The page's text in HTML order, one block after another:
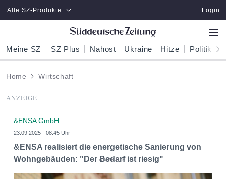
Zum Hauptinhalt springen
Alle SZ-Produkte Login
Meine SZ SZ Plus Nahost Ukraine Hitze Politik
Home Wirtschaft
ANZEIGE
&ENSA GmbH
23.09.2025 - 08:45 Uhr
&ENSA realisiert die energetische Sanierung von
Wohngebäuden: "Der Bedarf ist riesig"